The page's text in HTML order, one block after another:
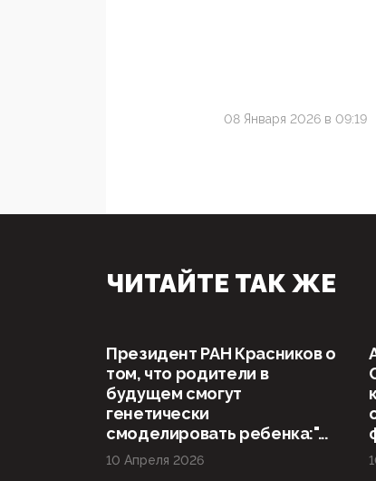
08 Января 2026 в 09:19
ЧИТАЙТЕ ТАК ЖЕ
Президент РАН Красников о
том, что родители в
будущем смогут
генетически
смоделировать ребенка:"...
10 Апреля 2026